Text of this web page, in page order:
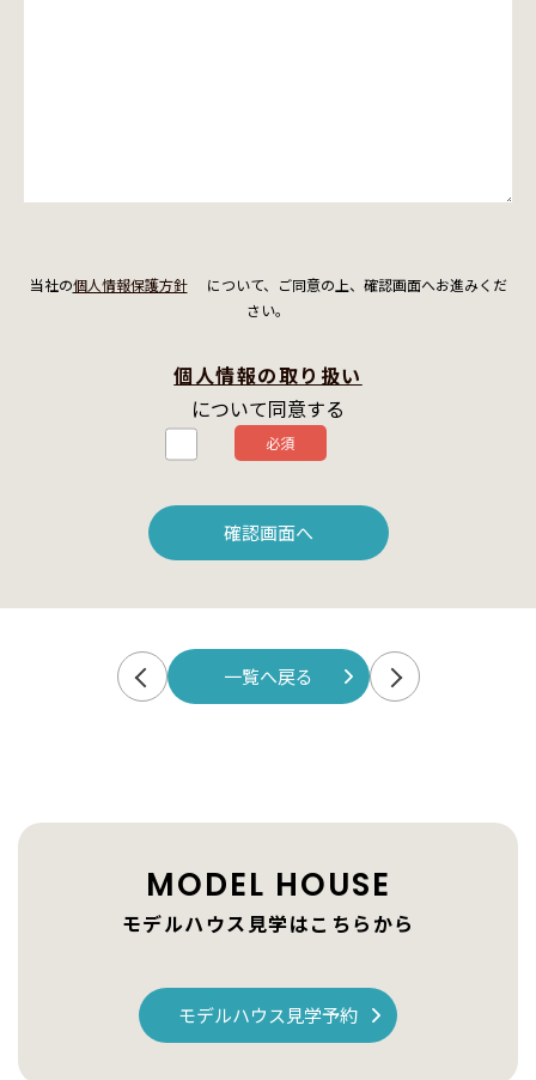
当社の個人情報保護方針
について、ご同意の上、確認画面へお進みくだ
さい。
個人情報の取り扱い
について同意する
必須
一覧へ戻る
MODEL HOUSE
モデルハウス見学はこちらから
モデルハウス見学予約